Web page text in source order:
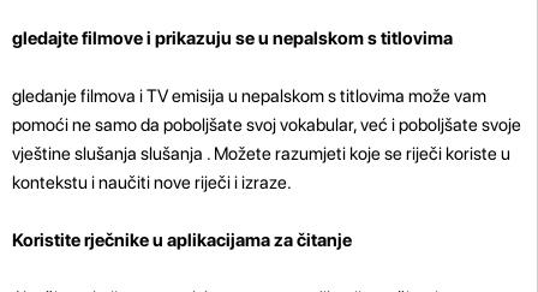
gledajte filmove i prikazuju se u nepalskom s titlovima
gledanje filmova i TV emisija u nepalskom s titlovima može vam
pomoći ne samo da poboljšate svoj vokabular, već i poboljšate svoje
vještine slušanja slušanja . Možete razumjeti koje se riječi koriste u
kontekstu i naučiti nove riječi i izraze.
Koristite rječnike u aplikacijama za čitanje